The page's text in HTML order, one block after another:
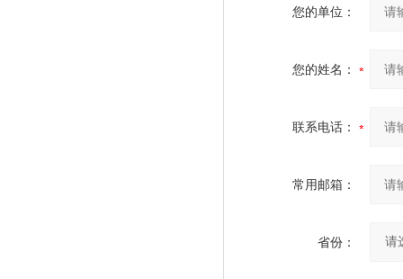
您的单位：
您的姓名：
联系电话：
常用邮箱：
省份：